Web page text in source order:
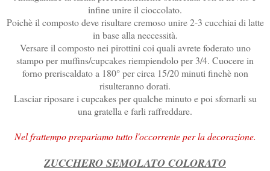
infine unire il cioccolato.
Poichè il composto deve risultare cremoso unire 2-3 cucchiai di latte
in base alla neccessità.
Versare il composto nei pirottini coi quali avrete foderato uno
stampo per muffins/cupcakes riempiendolo per 3/4. Cuocere in
forno preriscaldato a 180° per circa 15/20 minuti finchè non
risulteranno dorati.
Lasciar riposare i cupcakes per qualche minuto e poi sfornarli su
una gratella e farli raffreddare.
Nel frattempo prepariamo tutto l'occorrente per la decorazione.
ZUCCHERO SEMOLATO COLORATO